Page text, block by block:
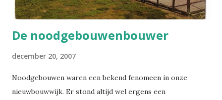
dozen met glazen pui, toen heel modern natuurlijk (en nu
r...
De noodgebouwenbouwer
december 20, 2007
Noodgebouwen waren een bekend fenomeen in onze
nieuwbouwwijk. Er stond altijd wel ergens een